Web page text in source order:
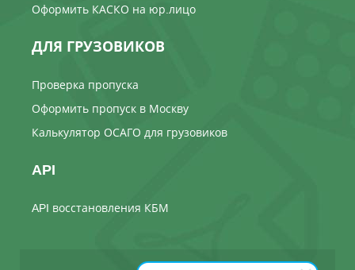
Оформить КАСКО на юр.лицо
ДЛЯ ГРУЗОВИКОВ
Проверка пропуска
Оформить пропуск в Москву
Калькулятор ОСАГО для грузовиков
API
API восстановления КБМ